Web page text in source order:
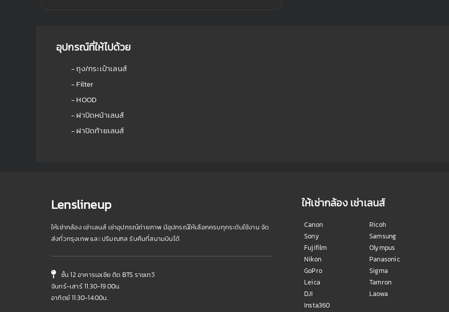
อุปกรณ์ที่ให้ไปด้วย
- ถุง/กระเป๋าเลนส์
- Filter
- HOOD
- ฝาปิดหน้าเลนส์
- ฝาปิดท้ายเลนส์
Lenslineup
ให้เช่ากล้อง เช่าเลนส์ เช่าอุปกรณ์ถ่ายภาพ มีอุปกรณ์ให้เลือกครบทุกระดับใช้งาน จัด
ส่งทั่วกรุงเทพ และ ปริมณฑล รับคืนที่สนามบินได้
ชั้น 12 อาคารเอเชีย ติด BTS ราชเทวี
จันทร์-เสาร์ 11.30-19.00น.
อาทิตย์ 11:30-14:00น.
ให้เช่ากล้อง เช่าเลนส์
Canon
Sony
Fujifilm
Nikon
GoPro
Leica
DJI
Insta360
Ricoh
Samsung
Olympus
Panasonic
Sigma
Tamron
Laowa